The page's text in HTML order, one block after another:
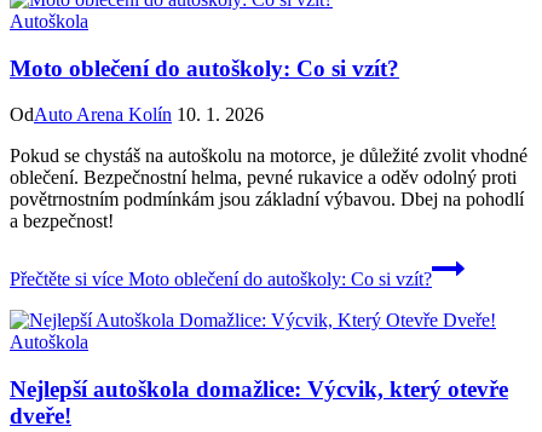
Autoškola
Moto oblečení do autoškoly: Co si vzít?
OdAuto Arena Kolín 10. 1. 2026
Pokud se chystáš na autoškolu na motorce, je důležité zvolit vhodné
oblečení. Bezpečnostní helma, pevné rukavice a oděv odolný proti
povětrnostním podmínkám jsou základní výbavou. Dbej na pohodlí
a bezpečnost!
Přečtěte si více Moto oblečení do autoškoly: Co si vzít?
Autoškola
Nejlepší autoškola domažlice: Výcvik, který otevře
dveře!